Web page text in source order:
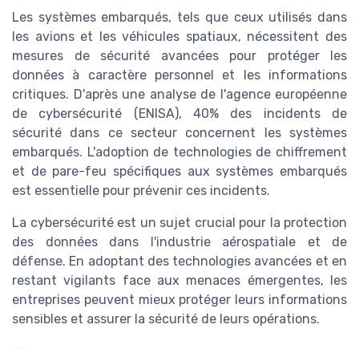
Les systèmes embarqués, tels que ceux utilisés dans
les avions et les véhicules spatiaux, nécessitent des
mesures de sécurité avancées pour protéger les
données à caractère personnel et les informations
critiques. D'après une analyse de l'agence européenne
de cybersécurité (ENISA), 40% des incidents de
sécurité dans ce secteur concernent les systèmes
embarqués. L'adoption de technologies de chiffrement
et de pare-feu spécifiques aux systèmes embarqués
est essentielle pour prévenir ces incidents.
La cybersécurité est un sujet crucial pour la protection
des données dans l'industrie aérospatiale et de
défense. En adoptant des technologies avancées et en
restant vigilants face aux menaces émergentes, les
entreprises peuvent mieux protéger leurs informations
sensibles et assurer la sécurité de leurs opérations.